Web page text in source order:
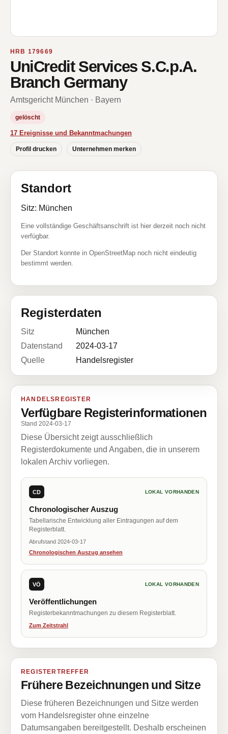
HRB 179669
UniCredit Services S.C.p.A.
Branch Germany
Amtsgericht München · Bayern
gelöscht
17 Ereignisse und Bekanntmachungen
Profil drucken Unternehmen merken
Standort
Sitz: München
Eine vollständige Geschäftsanschrift ist hier derzeit noch nicht
verfügbar.
Der Standort konnte in OpenStreetMap noch nicht eindeutig
bestimmt werden.
Registerdaten
Sitz
München
Datenstand
2024-03-17
Quelle
Handelsregister
HANDELSREGISTER
Verfügbare Registerinformationen
Stand 2024-03-17
Diese Übersicht zeigt ausschließlich
Registerdokumente und Angaben, die in unserem
lokalen Archiv vorliegen.
CD LOKAL VORHANDEN
Chronologischer Auszug
Tabellarische Entwicklung aller Eintragungen auf dem
Registerblatt.
Abrufstand 2024-03-17
Chronologischen Auszug ansehen
VÖ LOKAL VORHANDEN
Veröffentlichungen
Registerbekanntmachungen zu diesem Registerblatt.
Zum Zeitstrahl
REGISTERTREFFER
Frühere Bezeichnungen und Sitze
Diese früheren Bezeichnungen und Sitze werden
vom Handelsregister ohne einzelne
Datumsangaben bereitgestellt. Deshalb erscheinen